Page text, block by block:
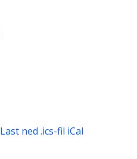
Last ned .ics-fil iCal